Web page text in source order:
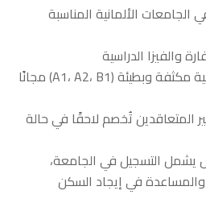
الألمانية المناسبة
والفيزا الدراسية
تقديم كورسات لغة ألمانية مكثفة وبطيئة (A1، A2، B1) مجانًا
250 يورو لغير المتعاقدين تُخصم لاحقًا في حالة
يشمل التسجيل في الجامعة،
والمساعدة في إيجاد السكن